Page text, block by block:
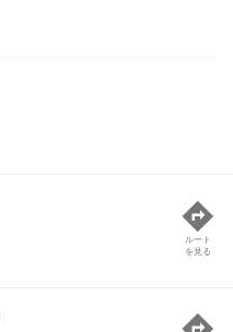
ルート
を見る